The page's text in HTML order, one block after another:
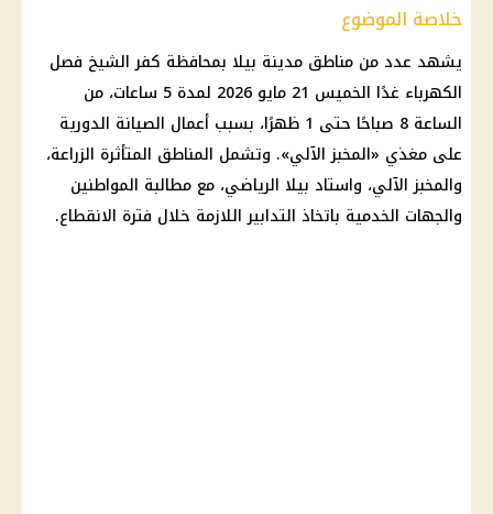
خلاصة الموضوع
يشهد عدد من مناطق مدينة بيلا بمحافظة كفر الشيخ فصل
الكهرباء غدًا الخميس 21 مايو 2026
لمدة 5 ساعات، من
الساعة 8 صباحًا حتى 1 ظهرًا، بسبب أعمال الصيانة الدورية
على مغذي «المخبز الآلي». وتشمل المناطق المتأثرة الزراعة،
والمخبز الآلي، واستاد بيلا الرياضي، مع مطالبة المواطنين
والجهات الخدمية باتخاذ التدابير اللازمة خلال فترة الانقطاع.